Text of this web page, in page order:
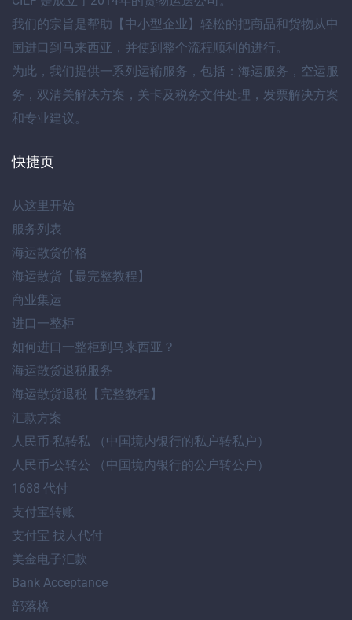
我们的宗旨是帮助【中小型企业】轻松的把商品和货物从中
国进口到马来西亚 ，并使到整个流程顺利的进行。
为此，我们提供一系列运输服务 ，包括： 海运服务 ， 空运服
务 ， 双清关解决方案 ， 关卡及税务文件处理 ， 发票解决方案
和专业建议 。
快捷页
从这里开始
服务列表
海运散货价格
海运散货【最完整教程】
商业集运
进口一整柜
如何进口一整柜到马来西亚？
海运散货退税服务
海运散货退税【完整教程】
汇款方案
人民币-私转私 （中国境内银行的私户转私户）
人民币-公转公 （中国境内银行的公户转公户）
1688 代付
支付宝转账
支付宝 找人代付
美金电子汇款
Bank Acceptance
部落格